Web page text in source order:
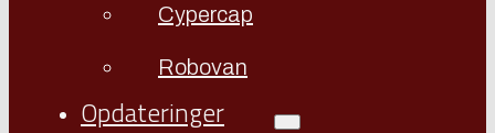
Cypercap
Robovan
Opdateringer